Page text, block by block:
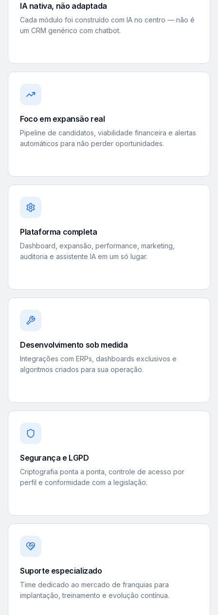
IA nativa, não adaptada
Cada módulo foi construído com IA no centro — não é
um CRM genérico com chatbot.
Foco em expansão real
Pipeline de candidatos, viabilidade financeira e alertas
automáticos para não perder oportunidades.
Plataforma completa
Dashboard, expansão, performance, marketing,
auditoria e assistente IA em um só lugar.
Desenvolvimento sob medida
Integrações com ERPs, dashboards exclusivos e
algoritmos criados para sua operação.
Segurança e LGPD
Criptografia ponta a ponta, controle de acesso por
perfil e conformidade com a legislação.
Suporte especializado
Time dedicado ao mercado de franquias para
implantação, treinamento e evolução contínua.